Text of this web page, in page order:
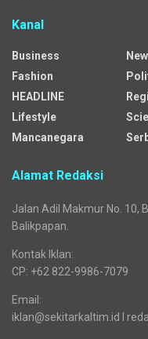
Kanal
Business
Fashion
HEADLINE
Lifestyle
Mancanegara
Alamat Redaksi
Jalan Adil Makmur No. 10,
Balikpapan.
Kontak Iklan:
CP: +62 822-9986-7079
Email:
iklan@sekitarkaltim.id I